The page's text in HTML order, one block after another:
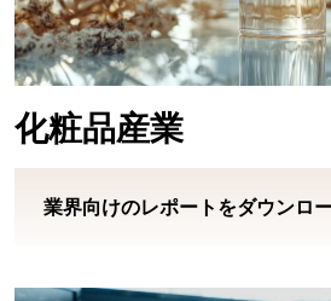
化粧品産業
業界向けのレポートをダウンロ